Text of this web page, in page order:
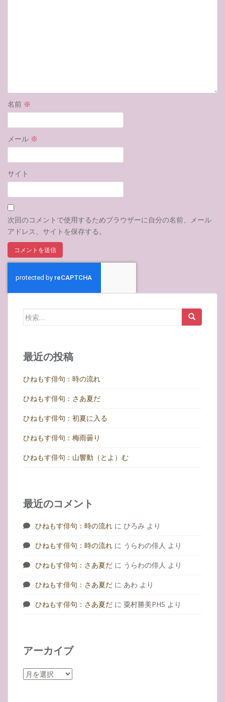
名前 ※
メール ※
サイト
次回のコメントで使用するためブラウザーに自分の名前、メール
アドレス、サイトを保存する。
検
最近の投稿
ひねもす俳句：時の流れ
ひねもす俳句：さあ夏だ
ひねもす俳句：初夏に入る
ひねもす俳句：梅雨曇り
ひねもす俳句：山響動（とよ）む
最近のコメント
ひねもす俳句：時の流れ に ひろみ より
ひねもす俳句：時の流れ に うらわの俳人 より
ひねもす俳句：さあ夏だ に うらわの俳人 より
ひねもす俳句：さあ夏だ に あわ より
ひねもす俳句：さあ夏だ に 粟村勝美PHS より
アーカイブ
ア